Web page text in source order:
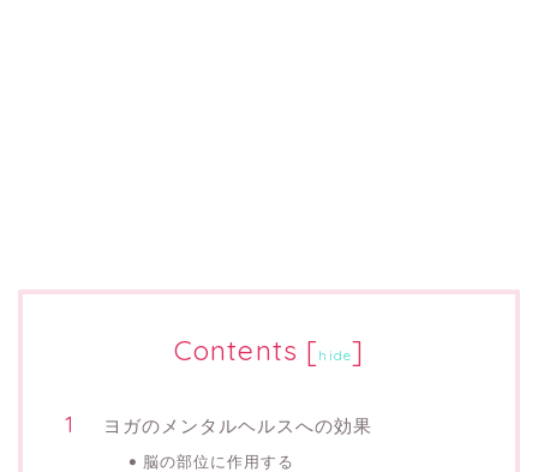
Contents [hide]
ヨガのメンタルヘルスへの効果
脳の部位に作用する